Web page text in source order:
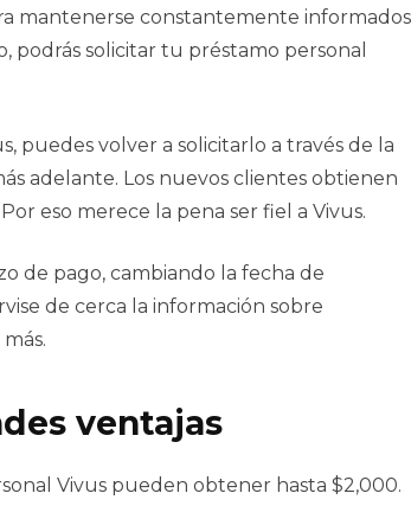
mantenerse constantemente
podrás solicitar tu préstamo personal
puedes volver a solicitarlo a través de la
adelante. Los nuevos clientes obtienen
eso merece la pena ser fiel a Vivus.
de pago, cambiando la fecha de
de cerca la información sobre
ventajas
Vivus pueden obtener hasta $2,000.